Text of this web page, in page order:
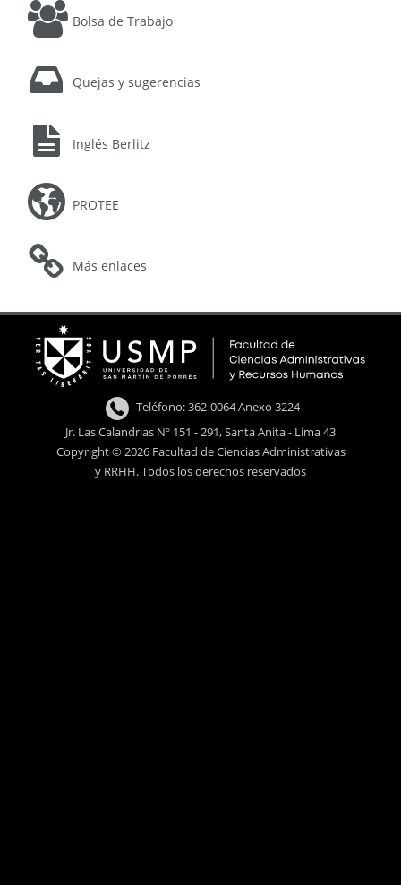
Bolsa de Trabajo
Quejas y sugerencias
Inglés Berlitz
PROTEE
Más enlaces
Teléfono: 362-0064 Anexo 3224
Jr. Las Calandrias Nº 151 - 291, Santa Anita - Lima 43
Copyright © 2026 Facultad de Ciencias Administrativas
y RRHH. Todos los derechos reservados